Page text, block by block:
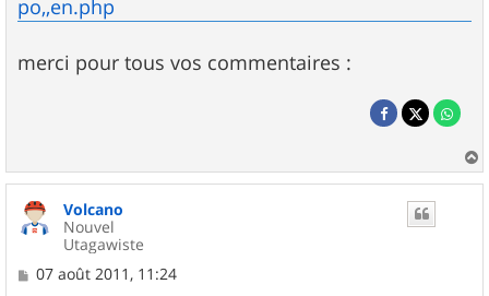
po,,en.php
merci pour tous vos commentaires :
a
Volcano
Nouvel
Utagawiste
M
07 août 2011, 11:24